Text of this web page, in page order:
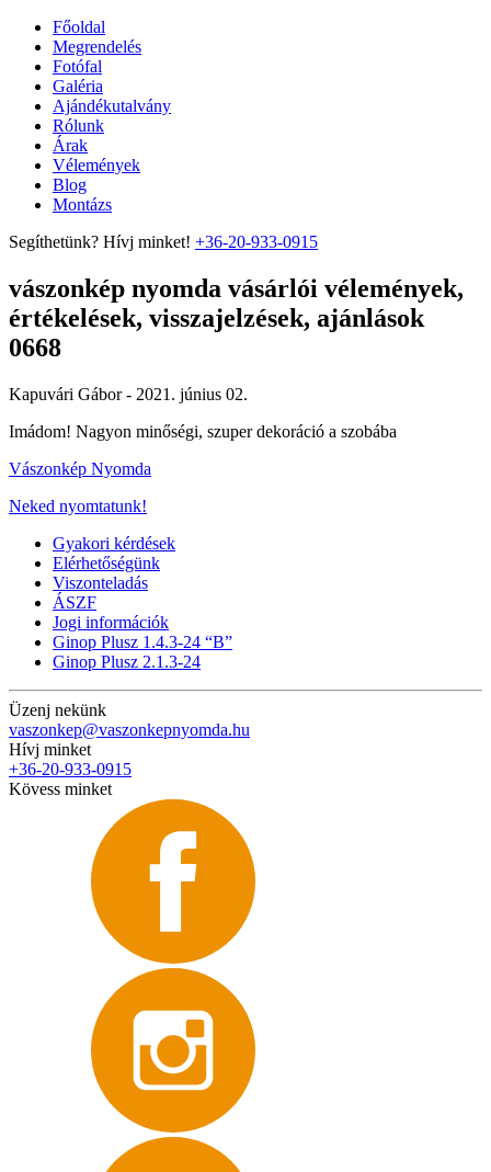
Főoldal
Megrendelés
Fotófal
Galéria
Ajándékutalvány
Rólunk
Árak
Vélemények
Blog
Montázs
Segíthetünk? Hívj minket! +36-20-933-0915
vászonkép nyomda vásárlói vélemények,
értékelések, visszajelzések, ajánlások
0668
Kapuvári Gábor - 2021. június 02.
Imádom! Nagyon minőségi, szuper dekoráció a szobába
Vászonkép Nyomda
Neked nyomtatunk!
Gyakori kérdések
Elérhetőségünk
Viszonteladás
ÁSZF
Jogi információk
Ginop Plusz 1.4.3-24 “B”
Ginop Plusz 2.1.3-24
Üzenj nekünk
vaszonkep@vaszonkepnyomda.hu
Hívj minket
+36-20-933-0915
Kövess minket